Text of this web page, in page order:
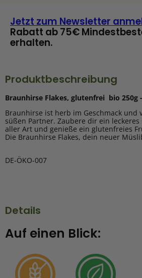
Jetzt zum Newsletter
Rabatt ab 75€
erhalten.
Produktbeschreibung
Braunhirse Flakes, glutenfrei bio 250g
Braunhirse ist herb im Geschmack und
süßen Partner. Zaubere dir ein
aller Art und genieße ein glutenfreies
Die Braunhirse Flakes, dein neuer
DE-ÖKO-007
Details
Auf einen Blick: